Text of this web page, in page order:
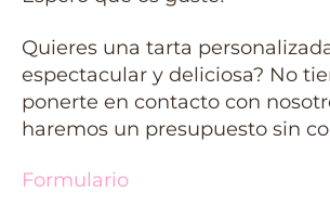
Quieres una tarta
espectacular y deliciosa? No
ponerte en contacto con
haremos un presupuesto sin
Formulario